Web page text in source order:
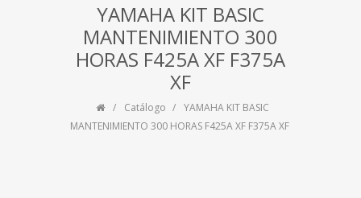
YAMAHA KIT BASIC
MANTENIMIENTO 300
HORAS F425A XF F375A
XF
Catálogo
YAMAHA KIT BASIC
MANTENIMIENTO 300 HORAS F425A XF F375A XF